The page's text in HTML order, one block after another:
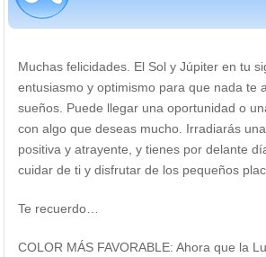
Muchas felicidades. El Sol y Júpiter en tu
entusiasmo y optimismo para que nada te
sueños. Puede llegar una oportunidad o
con algo que deseas mucho. Irradiarás
positiva y atrayente, y tienes por delante
cuidar de ti y disfrutar de los pequeños
Te recuerdo…
COLOR MÁS FAVORABLE: Ahora que la